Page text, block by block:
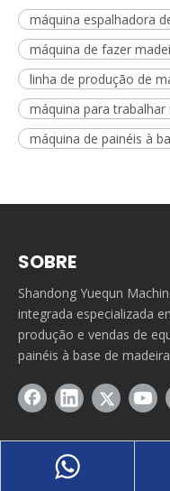
máquina espalhadora
máquina de fazer
linha de produção de
máquina para trabalhar
máquina de painéis à
SOBRE
Shandong Yuequn
integrada especializada
produção e vendas de
painéis à base de
LINHA RÁPIDA